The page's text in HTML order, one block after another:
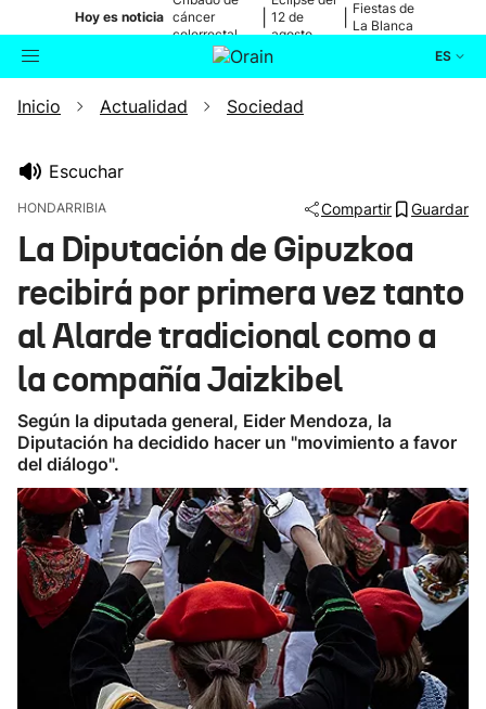
Hoy es noticia cáncer
colorrectal
12 de
agosto
Fiestas de
La Blanca
ES
Buscador Actualidad
Ikusmiran
Eguraldia
Inicio Actualidad Sociedad
Escuchar
HONDARRIBIA Compartir Guardar
La Diputación de Gipuzkoa
recibirá por primera vez tanto
al Alarde tradicional como a
la compañía Jaizkibel
Según la diputada general, Eider Mendoza, la
Diputación ha decidido hacer un "movimiento a favor
del diálogo".